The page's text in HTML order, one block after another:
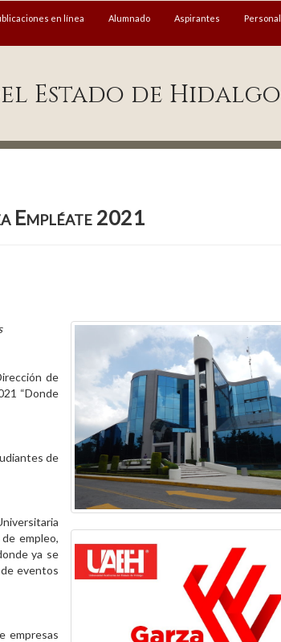
en línea Alumnado Aspirantes Personal
Estado de Hidalgo
Empléate 2021
de
“Donde
de
empleo,
ya se
eventos
empresas